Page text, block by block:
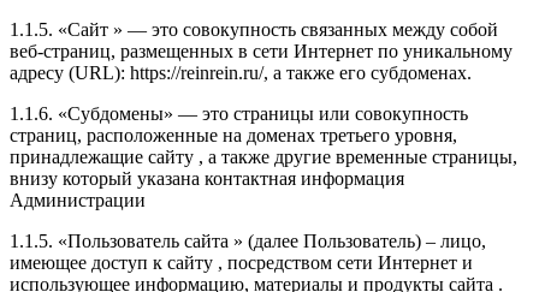
1.1.5. «Сайт » — это совокупность связанных между собой
веб-страниц, размещенных в сети Интернет по уникальному
адресу (URL): https://reinrein.ru/, а также его субдоменах.
1.1.6. «Субдомены» — это страницы или совокупность
страниц, расположенные на доменах третьего уровня,
принадлежащие сайту , а также другие временные страницы,
внизу который указана контактная информация
Администрации
1.1.5. «Пользователь сайта » (далее Пользователь) – лицо,
имеющее доступ к сайту , посредством сети Интернет и
использующее информацию, материалы и продукты сайта .